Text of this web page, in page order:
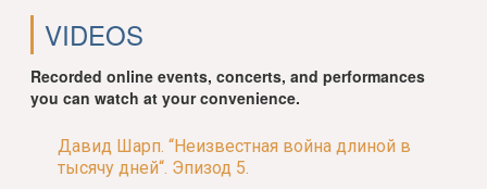
VIDEOS
Recorded online events, concerts, and performances
you can watch at your convenience.
Давид Шарп. “Неизвестная война длиной в
тысячу дней“. Эпизод 5.